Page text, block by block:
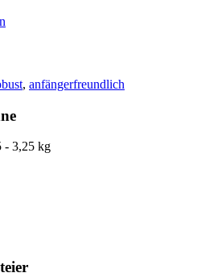
, anfängerfreundlich
- 3,25 kg